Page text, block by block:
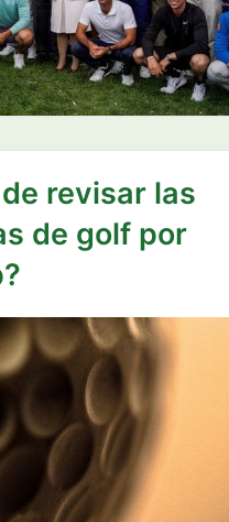
revisar las
de golf por